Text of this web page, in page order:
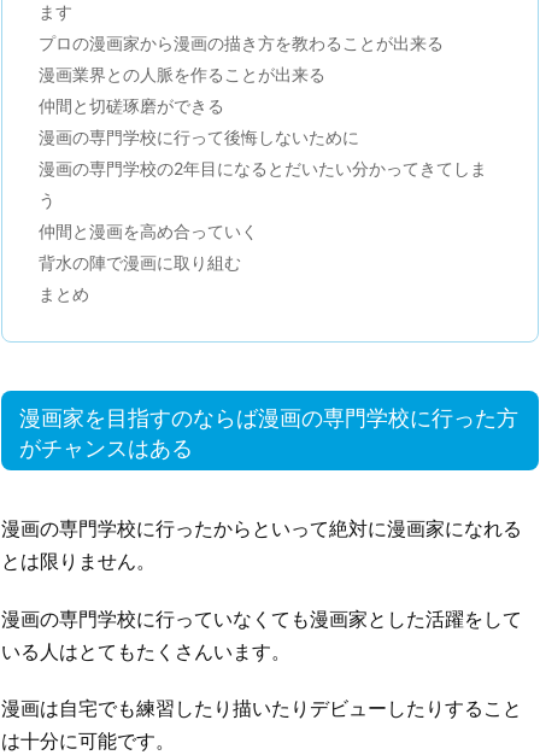
ます
プロの漫画家から漫画の描き方を教わることが出来る
漫画業界との人脈を作ることが出来る
仲間と切磋琢磨ができる
漫画の専門学校に行って後悔しないために
漫画の専門学校の2年目になるとだいたい分かってきてしま
う
仲間と漫画を高め合っていく
背水の陣で漫画に取り組む
まとめ
漫画家を目指すのならば漫画の専門学校に行った方
がチャンスはある
漫画の専門学校に行ったからといって絶対に漫画家になれる
とは限りません。
漫画の専門学校に行っていなくても漫画家とした活躍をして
いる人はとてもたくさんいます。
漫画は自宅でも練習したり描いたりデビューしたりすること
は十分に可能です。